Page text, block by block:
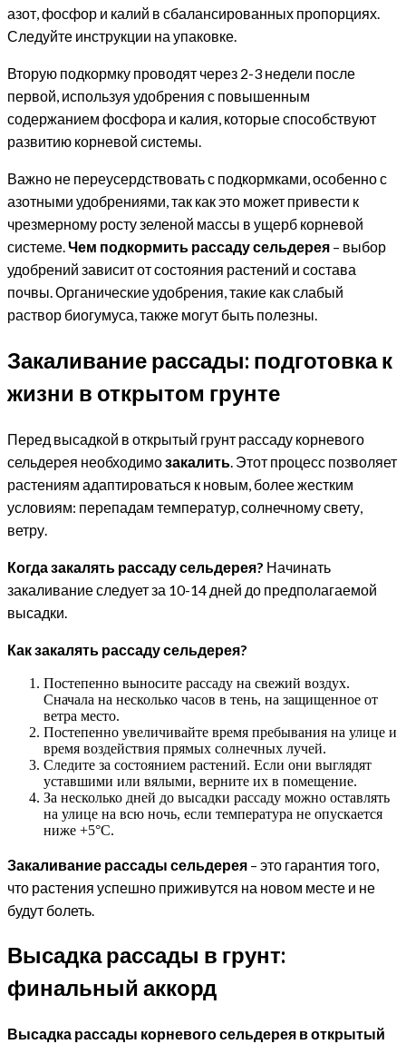
азот, фосфор и калий в сбалансированных пропорциях.
Следуйте инструкции на упаковке.
Вторую подкормку проводят через 2-3 недели после
первой, используя удобрения с повышенным
содержанием фосфора и калия, которые способствуют
развитию корневой системы.
Важно не переусердствовать с подкормками, особенно с
азотными удобрениями, так как это может привести к
чрезмерному росту зеленой массы в ущерб корневой
системе. Чем подкормить рассаду сельдерея – выбор
удобрений зависит от состояния растений и состава
почвы. Органические удобрения, такие как слабый
раствор биогумуса, также могут быть полезны.
Закаливание рассады: подготовка к
жизни в открытом грунте
Перед высадкой в открытый грунт рассаду корневого
сельдерея необходимозакалить . Этот процесс позволяет
растениям адаптироваться к новым, более жестким
условиям: перепадам температур, солнечному свету,
ветру.
Когда закалять рассаду сельдерея? Начинать
закаливание следует за 10-14 дней до предполагаемой
высадки.
Как закалять рассаду сельдерея?
Постепенно выносите рассаду на свежий воздух.
Сначала на несколько часов в тень, на защищенное от
ветра место.
Постепенно увеличивайте время пребывания на улице и
время воздействия прямых солнечных лучей.
Следите за состоянием растений. Если они выглядят
уставшими или вялыми, верните их в помещение.
За несколько дней до высадки рассаду можно оставлять
на улице на всю ночь, если температура не опускается
ниже +5°C.
Закаливание рассады сельдерея – это гарантия того,
что растения успешно приживутся на новом месте и не
будут болеть.
Высадка рассады в грунт:
финальный аккорд
Высадка рассады корневого сельдерея в открытый